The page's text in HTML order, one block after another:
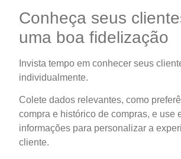
Conheça seus
uma boa fidelização
Invista tempo em conhecer seus
individualmente.
Colete dados relevantes, como
compra e histórico de compras, e use
informações para personalizar a
cliente.